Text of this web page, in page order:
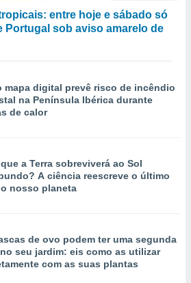
entre hoje e sábado só
Portugal sob aviso amarelo de
mapa digital prevê risco de incêndio
na Península Ibérica durante
de calor
a Terra sobreviverá ao Sol
A ciência reescreve o último
nosso planeta
de ovo podem ter uma segunda
seu jardim: eis como as utilizar
com as suas plantas